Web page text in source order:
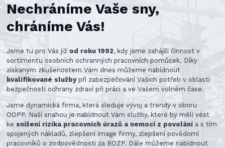
Nechráníme Vaše sny,
chráníme Vás!
Jsme tu pro Vás již od roku 1992, kdy jsme zahájili činnost v
sortimentu osobních ochranných pracovních pomůcek. Díky
získaným zkušenostem Vám dnes můžeme nabídnout
kvalifikované službypři zabezpečování Vašich potřeb v oblasti
bezpečnosti ochrany zdraví při práci a ve Vašem volném čase.
Jsme dynamická firma, která sleduje vývoj a trendy v oboru
OOPP. Naší snahou je nabídnout Vám služby, které by měli vést
ke snížení rizika pracovních úrazů a nemocí z povolání a s tím
spojených nákladů, zlepšení image firmy, zlepšení povědomí
pracovníků o zodpovědnosti za BOZP. Dále můžeme nabídnout